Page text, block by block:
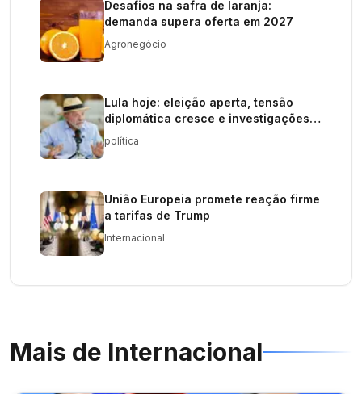
Desafios na safra de laranja:
demanda supera oferta em 2027
Agronegócio
Lula hoje: eleição aperta, tensão
diplomática cresce e investigações
elevam pressão sobre o governo
política
União Europeia promete reação firme
a tarifas de Trump
Internacional
Mais de Internacional